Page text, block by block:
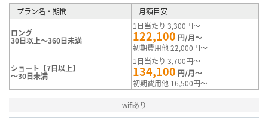
プラン名・期間 月額目安
ロング
30日以上～360日未満
1日当たり 3,300円～
122,100 円/月～
初期費用他 22,000円～
ショート【7日以上】
～30日未満
1日当たり 3,700円～
134,100 円/月～
初期費用他 16,500円～
wifiあり